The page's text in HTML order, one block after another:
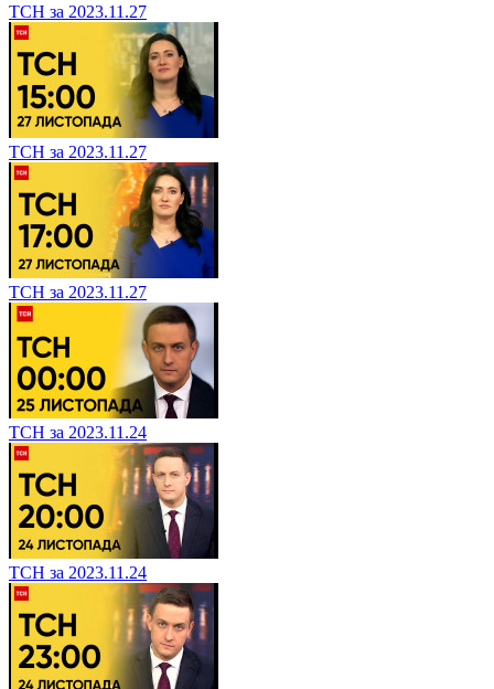
ТСН за 2023.11.27
ТСН за 2023.11.27
ТСН за 2023.11.27
ТСН за 2023.11.24
ТСН за 2023.11.24